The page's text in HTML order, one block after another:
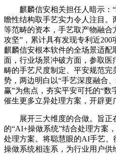
麒麟信安相关担任人暗示：“
瞻性结构取手艺实力令人注目
等范畴的资本，手艺取产物融合
攻坚”，累计具有发现专利近
麒麟信安根本软件的全场景适
面，行业场景冲破方面，参取
畴的手艺尺度制定、平安规范
势，两边明白以“手艺深度融合
赢”为焦点，夯实平安可托的“数
催生更多立异处理方案，开辟更
展开三大维度的合做。旨正
的“AI+操做系统”结合处理方案
处理方案。将聪慧眼的AI手艺
操做系统相连系，为行业用户供